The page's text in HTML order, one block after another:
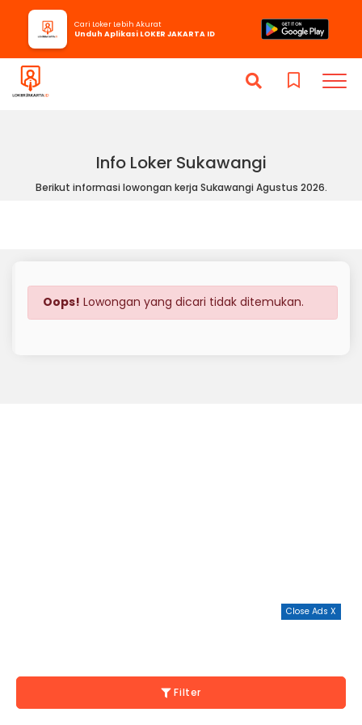
Info Loker Sukawangi
Berikut informasi lowongan kerja Sukawangi Agustus 2026.
Cari Loker Lebih Akurat
Unduh Aplikasi LOKER JAKARTA ID
Oops! Lowongan yang dicari tidak ditemukan.
Close Ads X
Filter